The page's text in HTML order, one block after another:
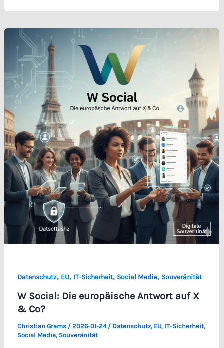
Datenschutz, EU, IT-Sicherheit, Social Media, Souveränität
W Social: Die europäische Antwort auf X
& Co?
Christian Grams / 2026-01-24 / Datenschutz, EU, IT-Sicherheit,
Social Media, Souveränität